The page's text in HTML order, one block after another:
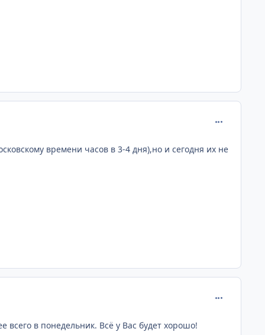
времени часов в 3-4 дня),но и сегодня их не
в понедельник. Всё у Вас будет хорошо!